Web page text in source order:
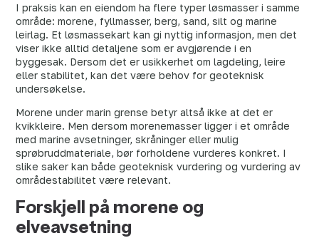
I praksis kan en eiendom ha flere typer løsmasser i samme
område: morene, fyllmasser, berg, sand, silt og marine
leirlag. Et løsmassekart kan gi nyttig informasjon, men det
viser ikke alltid detaljene som er avgjørende i en
byggesak. Dersom det er usikkerhet om lagdeling, leire
eller stabilitet, kan det være behov for geoteknisk
undersøkelse.
Morene under marin grense betyr altså ikke at det er
kvikkleire. Men dersom morenemasser ligger i et område
med marine avsetninger, skråninger eller mulig
sprøbruddmateriale, bør forholdene vurderes konkret. I
slike saker kan både geoteknisk vurdering og vurdering av
områdestabilitet være relevant.
Forskjell på morene og
elveavsetning